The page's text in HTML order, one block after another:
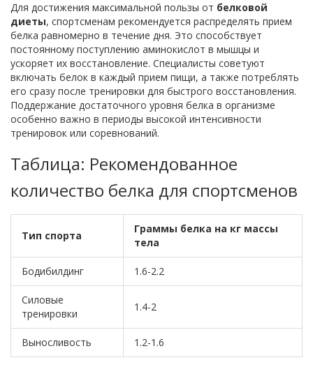
Для достижения максимальной пользы от белковой
диеты, спортсменам рекомендуется распределять прием
белка равномерно в течение дня. Это способствует
постоянному поступлению аминокислот в мышцы и
ускоряет их восстановление. Специалисты советуют
включать белок в каждый прием пищи, а также потреблять
его сразу после тренировки для быстрого восстановления.
Поддержание достаточного уровня белка в организме
особенно важно в периоды высокой интенсивности
тренировок или соревнований.
Таблица: Рекомендованное
количество белка для спортсменов
Тип спорта
Граммы белка на кг массы
тела
Бодибилдинг 1.6-2.2
Силовые
тренировки
1.4-2
Выносливость 1.2-1.6